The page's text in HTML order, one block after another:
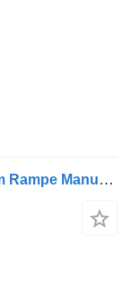
Ford Tourneo Connect TPMR Titanium Rampe Manuelle